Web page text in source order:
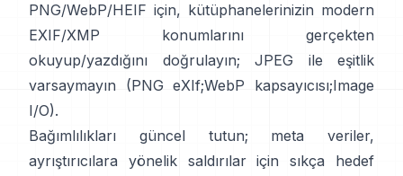
PNG/WebP/HEIF için, kütüphanelerinizin modern
EXIF/XMP konumlarını gerçekten
okuyup/yazdığını doğrulayın; JPEG ile eşitlik
varsaymayın (PNG eXIf;WebP kapsayıcısı;Image
I/O).
Bağımlılıkları güncel tutun; meta veriler,
ayrıştırıcılara yönelik saldırılar için sıkça hedef